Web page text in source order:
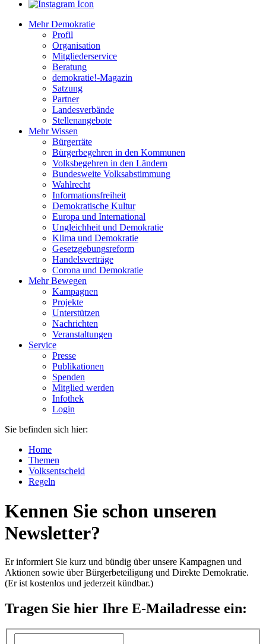
Mehr Demokratie
Profil
Organisation
Mitgliederservice
Beratung
demokratie!-Magazin
Satzung
Partner
Landesverbände
Stellenangebote
Mehr Wissen
Bürgerräte
Bürgerbegehren in den Kommunen
Volksbegehren in den Ländern
Bundesweite Volksabstimmung
Wahlrecht
Informationsfreiheit
Demokratische Kultur
Europa und International
Ungleichheit und Demokratie
Klima und Demokratie
Gesetzgebungsreform
Handelsverträge
Corona und Demokratie
Mehr Bewegen
Kampagnen
Projekte
Unterstützen
Nachrichten
Veranstaltungen
Service
Presse
Publikationen
Spenden
Mitglied werden
Infothek
Login
Sie befinden sich hier:
Home
Themen
Volksentscheid
Regeln
Kennen Sie schon unseren
Newsletter?
Er informiert Sie kurz und bündig über unsere Kampagnen und
Aktionen sowie über Bürgerbeteiligung und Direkte Demokratie.
(Er ist kostenlos und jederzeit kündbar.)
Tragen Sie hier Ihre E-Mailadresse ein: